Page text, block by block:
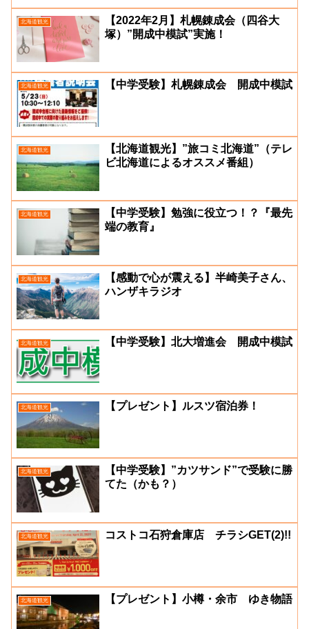
北海道観光
【2022年2月】札幌錬成会（四谷大
塚）”開成中模試”実施！
北海道観光 【中学受験】札幌錬成会 開成中模試
北海道観光
【北海道観光】”旅コミ北海道”（テレ
ビ北海道によるオススメ番組）
北海道観光
【中学受験】勉強に役立つ！？『最先
端の教育』
北海道観光
【感動で心が震える】半崎美子さん、
ハンザキラジオ
北海道観光 【中学受験】北大増進会 開成中模試
北海道観光 【プレゼント】ルスツ宿泊券！
北海道観光
【中学受験】”カツサンド”で受験に勝
てた（かも？）
北海道観光 コストコ石狩倉庫店 チラシGET(2)!!
北海道観光 【プレゼント】小樽・余市 ゆき物語